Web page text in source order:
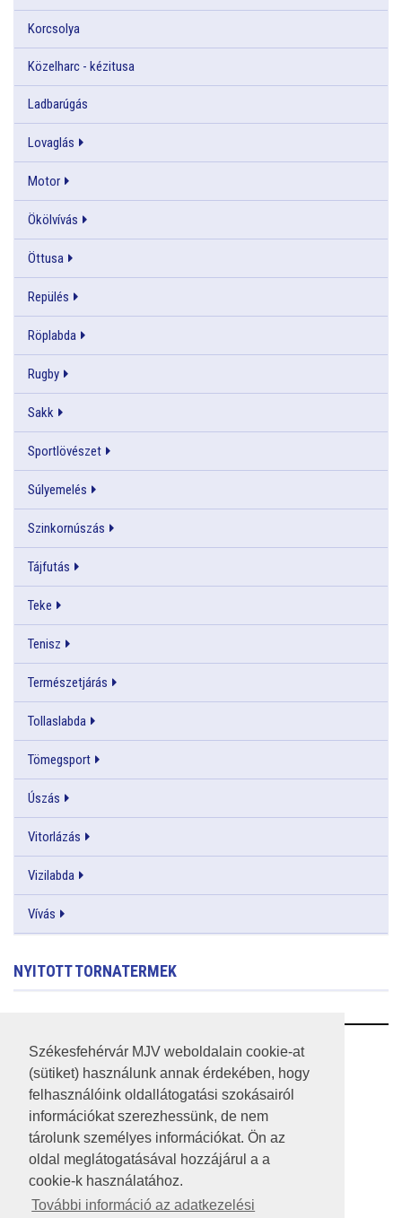
Székesfehérvár MJV weboldalain cookie-at
(sütiket) használunk annak érdekében, hogy
felhasználóink oldallátogatási szokásairól
információkat szerezhessünk, de nem
tárolunk személyes információkat. Ön az
oldal meglátogatásával hozzájárul a a
cookie-k használatához.
További információ az adatkezelési
Korcsolya
Közelharc - kézitusa
Ladbarúgás
Lovaglás
Motor
Ökölvívás
Öttusa
Repülés
Röplabda
Rugby
Sakk
Sportlövészet
Súlyemelés
Szinkornúszás
Tájfutás
Teke
Tenisz
Természetjárás
Tollaslabda
Tömegsport
Úszás
Vitorlázás
Vizilabda
Vívás
NYITOTT TORNATERMEK
RSS
A HONLAP 2017.03.31-I ÁLLAPOTA
JOGI NYILATKOZAT
IMPRESSZUM